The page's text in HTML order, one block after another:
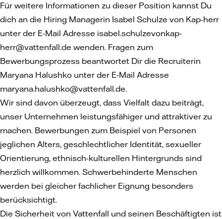
Für weitere Informationen zu dieser Position kannst Du
dich an die Hiring Managerin Isabel Schulze von Kap-herr
unter der E-Mail Adresse isabel.schulzevonkap-
herr@vattenfall.de wenden. Fragen zum
Bewerbungsprozess beantwortet Dir die Recruiterin
Maryana Halushko unter der E-Mail Adresse
maryana.halushko@vattenfall.de.
Wir sind davon überzeugt, dass Vielfalt dazu beiträgt,
unser Unternehmen leistungsfähiger und attraktiver zu
machen. Bewerbungen zum Beispiel von Personen
jeglichen Alters, geschlechtlicher Identität, sexueller
Orientierung, ethnisch-kulturellen Hintergrunds sind
herzlich willkommen. Schwerbehinderte Menschen
werden bei gleicher fachlicher Eignung besonders
berücksichtigt.
Die Sicherheit von Vattenfall und seinen Beschäftigten ist